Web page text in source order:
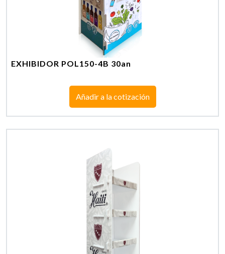
EXHIBIDOR POL150-4B 30an
Añadir a la cotización